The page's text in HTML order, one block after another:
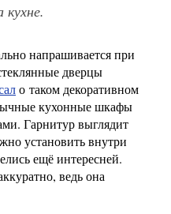
напрашивается при
дверцы
о таком декоративном
кухонные шкафы
Гарнитур выглядит
установить внутри
ещё интересней.
ведь она